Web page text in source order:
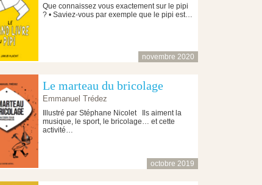
Que connaissez vous exactement sur le pipi
? • Saviez-vous par exemple que le pipi est…
novembre 2020
Le marteau du bricolage
Emmanuel Trédez
Illustré par Stéphane Nicolet Ils aiment la
musique, le sport, le bricolage… et cette
activité…
octobre 2019